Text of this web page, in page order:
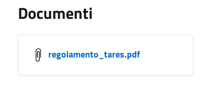
Documenti
regolamento_tares.pdf